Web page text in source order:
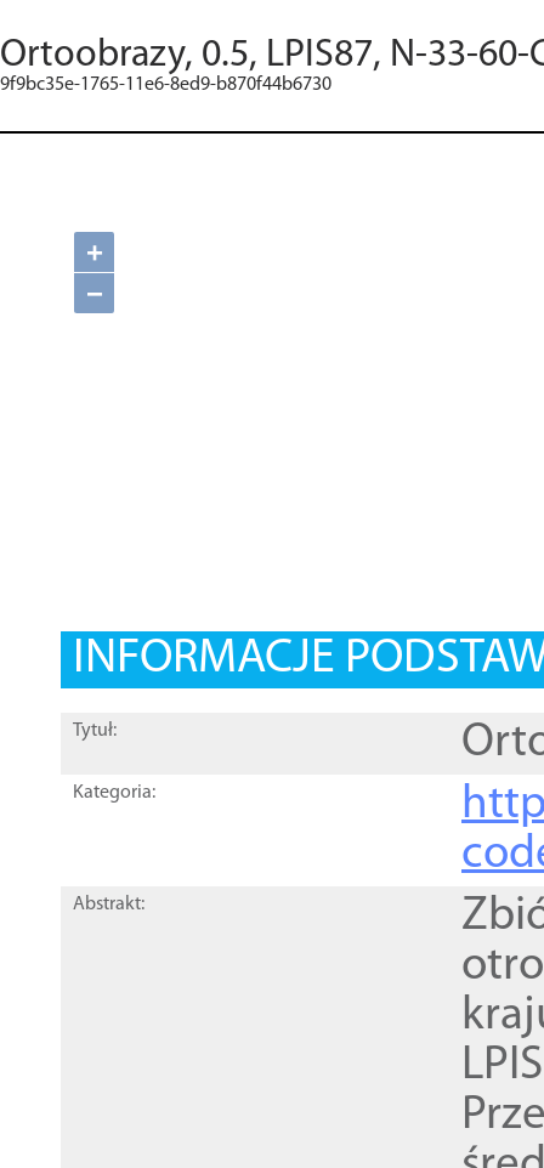
Ortoobrazy, 0.5, LPIS87, N-33-60-
9f9bc35e-1765-11e6-8ed9-b870f44b6730
+
−
INFORMACJE
Tytuł:
Kategoria:
Abstrakt: